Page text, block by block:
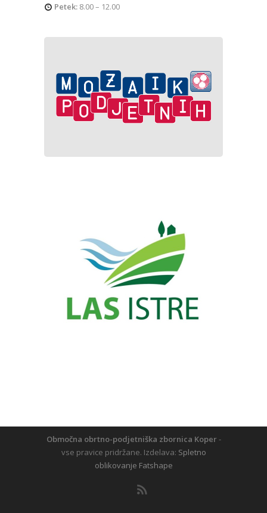
Petek: 8.00 – 12.00
Območna obrtno-podjetniška zbornica Koper -
vse pravice pridržane. Izdelava: Spletno
oblikovanje Fatshape